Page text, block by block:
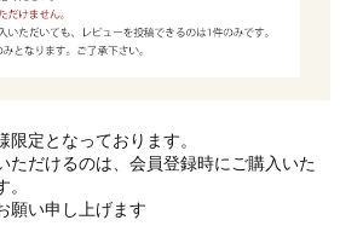
定となっております。
ただけるのは、会員登録時にご購入いた
願い申し上げます